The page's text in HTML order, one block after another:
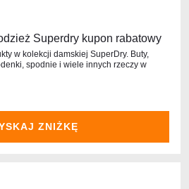
Superdry kupon rabatowy
w kolekcji damskiej SuperDry. Buty,
spodnie i wiele innych rzeczy w
ZNIŻKĘ